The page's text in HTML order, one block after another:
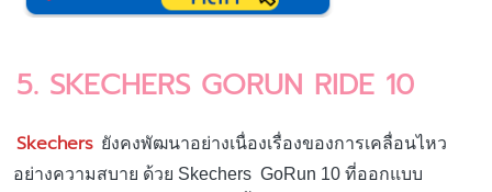
5. SKECHERS GORUN RIDE 10
Skechers ยังคงพัฒนาอย่างเนื่องเรื่องของการเคลื่อนไหว
อย่างความสบาย ด้วย Skechers GoRun 10 ที่ออกแบบ